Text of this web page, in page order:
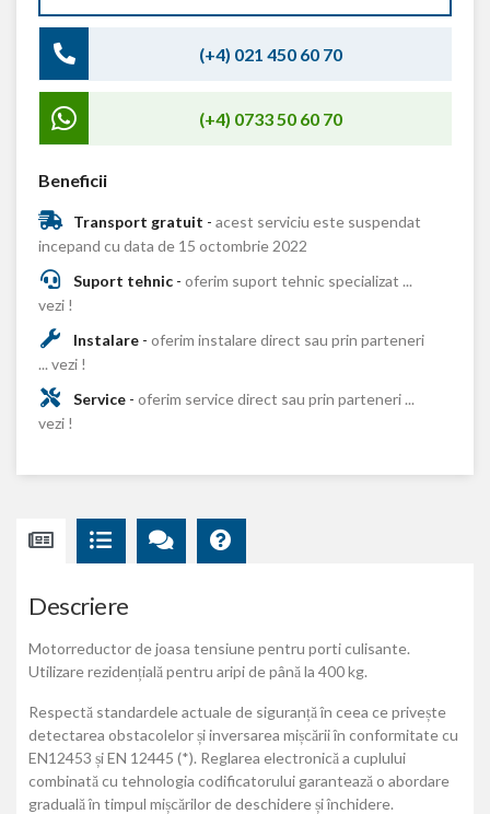
(+4) 021 450 60 70
(+4) 0733 50 60 70
Beneficii
Transport gratuit - acest serviciu este suspendat
incepand cu data de 15 octombrie 2022
Suport tehnic- oferim suport tehnic specializat ...
vezi !
Instalare- oferim instalare direct sau prin parteneri
... vezi !
Service- oferim service direct sau prin parteneri ...
vezi !
Descriere
Motorreductor de joasa tensiune pentru porti culisante.
Utilizare rezidențială pentru aripi de până la 400 kg.
Respectă standardele actuale de siguranță în ceea ce privește
detectarea obstacolelor și inversarea mișcării în conformitate cu
EN12453 și EN 12445 (*). Reglarea electronică a cuplului
combinată cu tehnologia codificatorului garantează o abordare
graduală în timpul mișcărilor de deschidere și închidere.